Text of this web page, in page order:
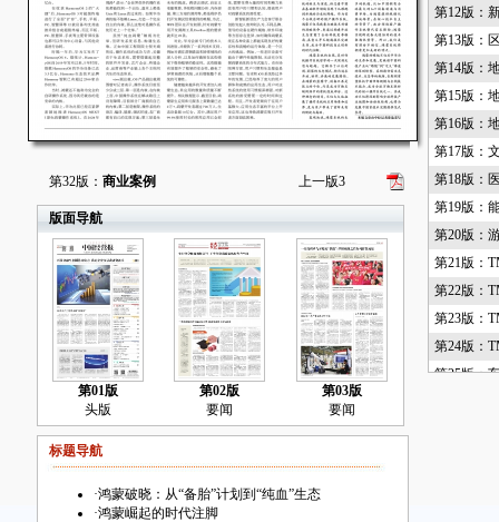
第32版： 商业案例 上一版3
版面导航
第01版
头版
第02版
要闻
第03版
要闻
标题导航
·鸿蒙破晓：从“备胎”计划到“纯血”生态
·鸿蒙崛起的时代注脚
第12版：
第13版：
第14版：
第15版：
第16版：
第17版：
第18版：
第19版：
第20版：
第21版：
第22版：
第23版：
第24版：
第25版：